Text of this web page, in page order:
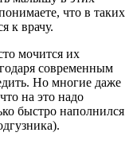
что в таких
к врачу.
мочится их
современным
Но многие даже
на это надо
быстро наполнился